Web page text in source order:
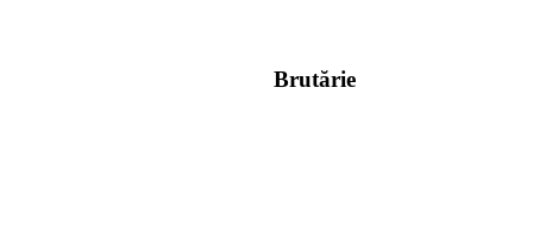
Brutărie